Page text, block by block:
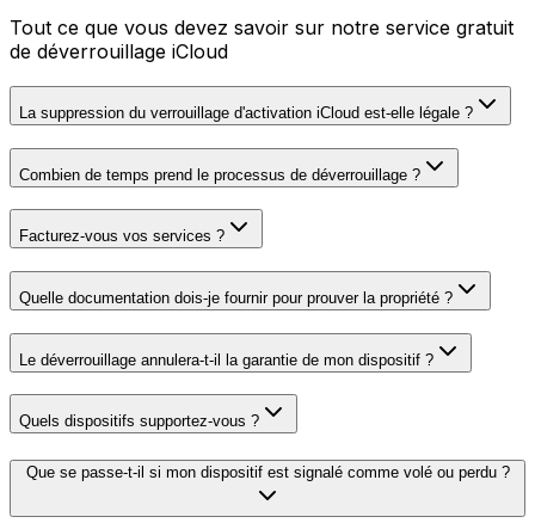
Tout ce que vous devez savoir sur notre service gratuit
de déverrouillage iCloud
La suppression du verrouillage d'activation iCloud est-elle légale ?
Combien de temps prend le processus de déverrouillage ?
Facturez-vous vos services ?
Quelle documentation dois-je fournir pour prouver la propriété ?
Le déverrouillage annulera-t-il la garantie de mon dispositif ?
Quels dispositifs supportez-vous ?
Que se passe-t-il si mon dispositif est signalé comme volé ou perdu ?